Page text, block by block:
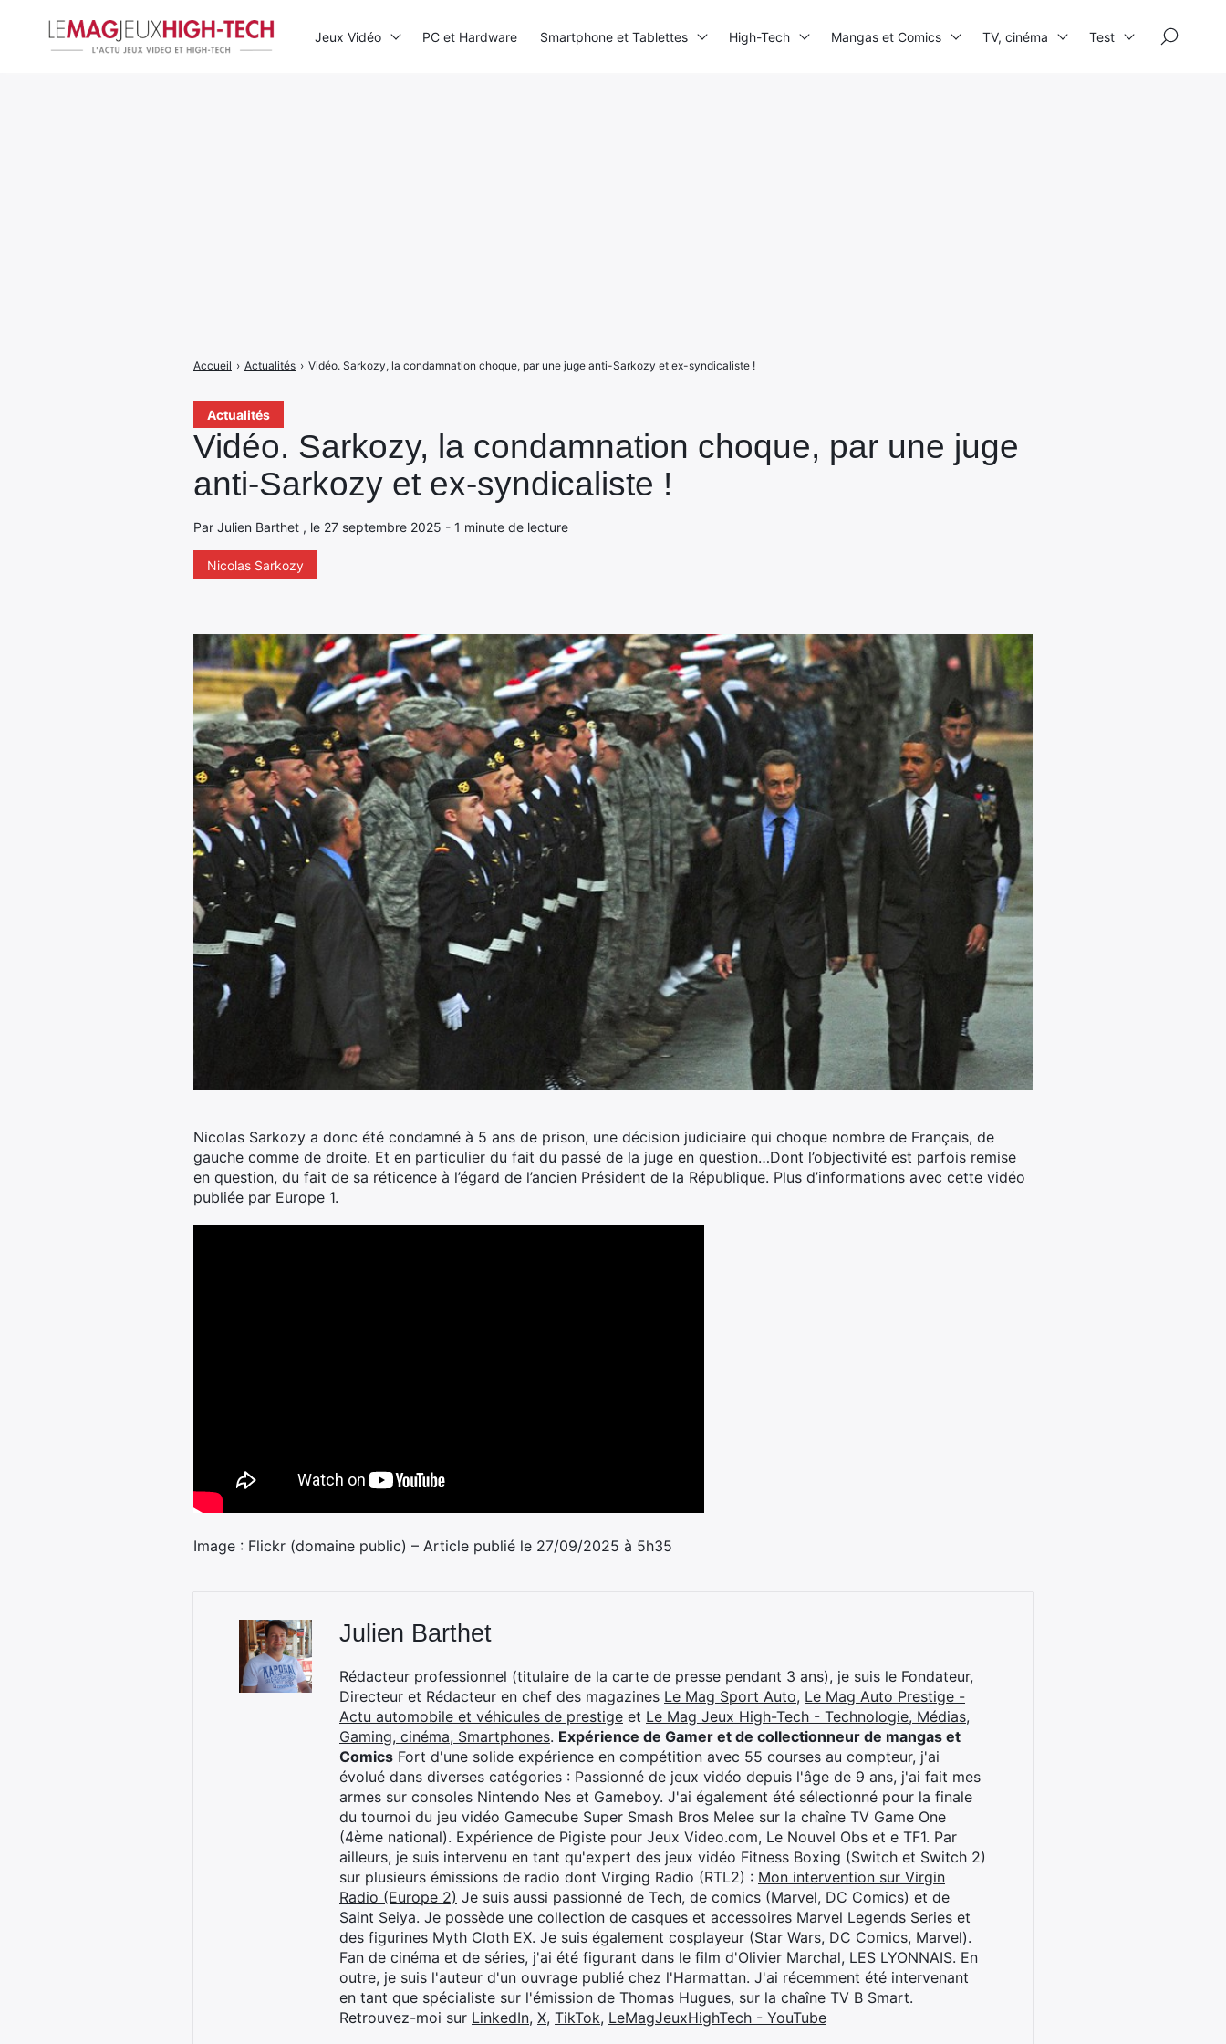
Actualités
Vidéo. Sarkozy, la condamnation choque, par une juge
anti-Sarkozy et ex-syndicaliste !
Par Julien Barthet , le 27 septembre 2025 - 1 minute de lecture
Nicolas Sarkozy
Accueil › Actualités › Vidéo. Sarkozy, la condamnation choque, par une juge anti-Sarkozy et ex-syndicaliste !
Nicolas Sarkozy a donc été condamné à 5 ans de prison, une décision judiciaire qui choque nombre de Français, de
gauche comme de droite. Et en particulier du fait du passé de la juge en question…Dont l’objectivité est parfois remise
en question, du fait de sa réticence à l’égard de l’ancien Président de la République. Plus d’informations avec cette vidéo
publiée par Europe 1.
Image : Flickr (domaine public) – Article publié le 27/09/2025 à 5h35
Julien Barthet
Rédacteur professionnel (titulaire de la carte de presse pendant 3 ans), je suis le Fondateur,
Directeur et Rédacteur en chef des magazines Le Mag Sport Auto, Le Mag Auto Prestige -
Actu automobile et véhicules de prestige et Le Mag Jeux High-Tech - Technologie, Médias,
Gaming, cinéma, Smartphones. Expérience de Gamer et de collectionneur de mangas et
Comics Fort d'une solide expérience en compétition avec 55 courses au compteur, j'ai
évolué dans diverses catégories : Passionné de jeux vidéo depuis l'âge de 9 ans, j'ai fait mes
armes sur consoles Nintendo Nes et Gameboy. J'ai également été sélectionné pour la finale
du tournoi du jeu vidéo Gamecube Super Smash Bros Melee sur la chaîne TV Game One
(4ème national). Expérience de Pigiste pour Jeux Video.com, Le Nouvel Obs et e TF1. Par
ailleurs, je suis intervenu en tant qu'expert des jeux vidéo Fitness Boxing (Switch et Switch 2)
sur plusieurs émissions de radio dont Virging Radio (RTL2) : Mon intervention sur Virgin
Radio (Europe 2) Je suis aussi passionné de Tech, de comics (Marvel, DC Comics) et de
Saint Seiya. Je possède une collection de casques et accessoires Marvel Legends Series et
des figurines Myth Cloth EX. Je suis également cosplayeur (Star Wars, DC Comics, Marvel).
Fan de cinéma et de séries, j'ai été figurant dans le film d'Olivier Marchal, LES LYONNAIS. En
outre, je suis l'auteur d'un ouvrage publié chez l'Harmattan. J'ai récemment été intervenant
en tant que spécialiste sur l'émission de Thomas Hugues, sur la chaîne TV B Smart.
Retrouvez-moi sur LinkedIn, X, TikTok, LeMagJeuxHighTech - YouTube
Jeux Vidéo PC et Hardware Smartphone et Tablettes High-Tech Mangas et Comics TV, cinéma Test